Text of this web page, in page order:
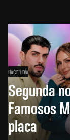
HACE 1 DÍA
Segunda
Famosos
placa